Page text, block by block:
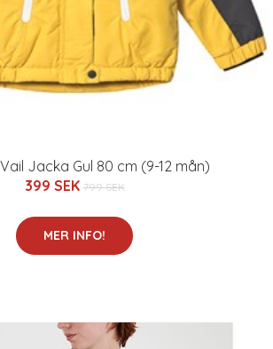
Jacka Gul 80 cm (9-12 mån)
399 SEK 799 SEK
MER INFO!